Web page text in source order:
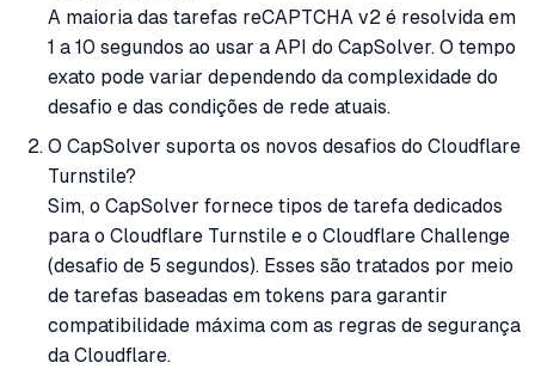
A maioria das tarefas reCAPTCHA v2 é resolvida em
1 a 10 segundos ao usar a API do CapSolver. O tempo
exato pode variar dependendo da complexidade do
desafio e das condições de rede atuais.
O CapSolver suporta os novos desafios do Cloudflare
Turnstile?
Sim, o CapSolver fornece tipos de tarefa dedicados
para o Cloudflare Turnstile e o Cloudflare Challenge
(desafio de 5 segundos). Esses são tratados por meio
de tarefas baseadas em tokens para garantir
compatibilidade máxima com as regras de segurança
da Cloudflare.